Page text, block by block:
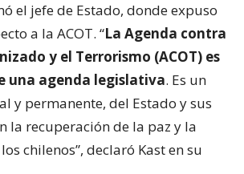
el jefe de Estado, donde expuso
a la ACOT. “La Agenda contra
y el Terrorismo (ACOT) es
una agenda legislativa. Es un
y permanente, del Estado y sus
la recuperación de la paz y la
chilenos”, declaró Kast en su